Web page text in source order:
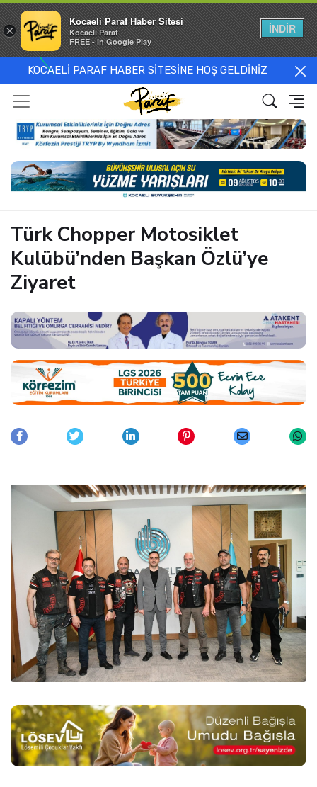
KOCAELİ PARAF HABER SİTESİNE HOŞ GELDİNİZ
Türk Chopper Motosiklet
Kulübü’nden Başkan Özlü’ye
Ziyaret
×
Kocaeli Paraf Haber Sitesi
Kocaeli Paraf
FREE - In Google Play
İNDİR